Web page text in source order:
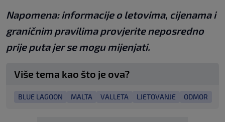
Napomena: informacije o letovima, cijenama i
graničnim pravilima provjerite neposredno
prije puta jer se mogu mijenjati.
Više tema kao što je ova?
BLUE LAGOON MALTA VALLETA LJETOVANJE ODMOR